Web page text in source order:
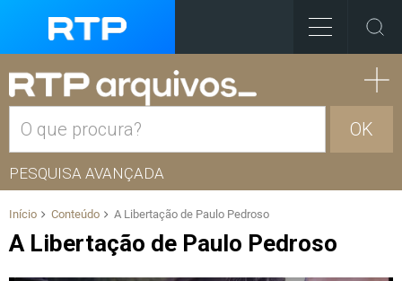
OK
PESQUISA AVANÇADA
Início Conteúdo A Libertação de Paulo Pedroso
A Libertação de Paulo Pedroso